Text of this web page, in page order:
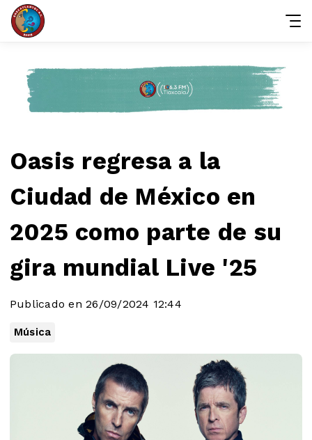
Oasis regresa a la
Ciudad de México en
2025 como parte de su
gira mundial Live '25
Publicado en 26/09/2024 12:44
Música